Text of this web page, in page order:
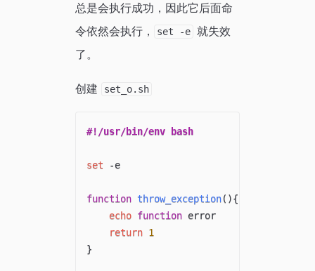
总是会执行成功，因此它后面命
令依然会执行，
set -e 就失效
了。
创建 set_o.sh
#!/usr/bin/env bash
set -e
function throw_exception( ){
echo function error
return 1
}